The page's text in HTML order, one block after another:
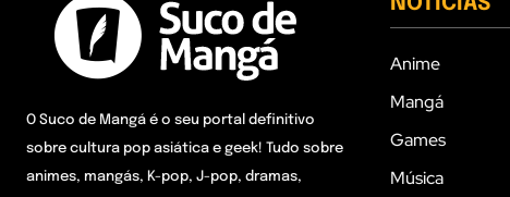
O Suco de Mangá é o seu portal definitivo
sobre cultura pop asiática e geek! Tudo sobre
animes, mangás, K-pop, J-pop, dramas,
Anime
Mangá
Games
Música